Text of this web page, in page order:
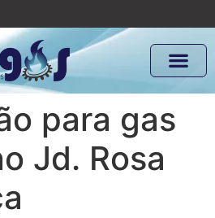
para gas
Jd. Rosa